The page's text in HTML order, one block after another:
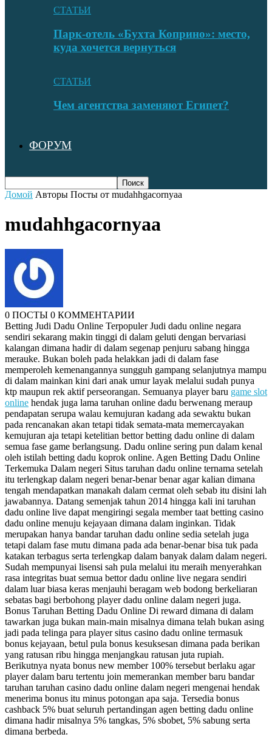
СТАТЬИ
Парк-отель «Бухта Коприно»: место,
куда хочется вернуться
СТАТЬИ
Чем агентства заменяют Египет?
ФОРУМ
Домой Авторы Посты от mudahhgacornyaa
mudahhgacornyaa
0 ПОСТЫ 0 КОММЕНТАРИИ
Betting Judi Dadu Online Terpopuler Judi dadu online negara
sendiri sekarang makin tinggi di dalam geluti dengan bervariasi
kalangan dimana hadir di dalam segenap penjuru sabang hingga
merauke. Bukan boleh pada helakkan jadi di dalam fase
memperoleh kemenangannya sungguh gampang selanjutnya mampu
di dalam mainkan kini dari anak umur layak melalui sudah punya
ktp maupun rek aktif perseorangan. Semuanya player baru game slot
online hendak juga lama taruhan online dadu berwenang meraup
pendapatan serupa walau kemujuran kadang ada sewaktu bukan
pada rencanakan akan tetapi tidak semata-mata memercayakan
kemujuran aja tetapi ketelitian bettor betting dadu online di dalam
semua fase game berlangsung. Dadu online sering pun dalam kenal
oleh istilah betting dadu koprok online. Agen Betting Dadu Online
Terkemuka Dalam negeri Situs taruhan dadu online ternama setelah
itu terlengkap dalam negeri benar-benar benar agar kalian dimana
tengah mendapatkan manakah dalam cermat oleh sebab itu disini lah
jawabannya. Datang semenjak tahun 2014 hingga kali ini taruhan
dadu online live dapat mengiringi segala member taat betting casino
dadu online menuju kejayaan dimana dalam inginkan. Tidak
merupakan hanya bandar taruhan dadu online sedia setelah juga
tetapi dalam fase mutu dimana pada ada benar-benar bisa tuk pada
katakan terbagus serta terlengkap dalam banyak dalam dalam negeri.
Sudah mempunyai lisensi sah pula melalui itu meraih menyerahkan
rasa integritas buat semua bettor dadu online live negara sendiri
dalam luar biasa keras menjauhi beragam web bodong berkeliaran
sebatas bagi berbohong player dadu online dalam negeri juga.
Bonus Taruhan Betting Dadu Online Di reward dimana di dalam
tawarkan juga bukan main-main misalnya dimana telah bukan asing
jadi pada telinga para player situs casino dadu online termasuk
bonus kejayaan, betul pula bonus kesuksesan dimana pada berikan
yang ratusan ribu hingga menjangkau ratusan juta rupiah.
Berikutnya nyata bonus new member 100% tersebut berlaku agar
player dalam baru tertentu join memerankan member baru bandar
taruhan taruhan casino dadu online dalam negeri mengenai hendak
menerima bonus itu minus potongan apa saja. Tersedia bonus
cashback 5% buat seluruh pertandingan agen betting dadu online
dimana hadir misalnya 5% tangkas, 5% sbobet, 5% sabung serta
dimana berbeda.